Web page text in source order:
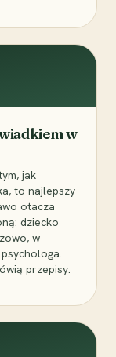
w
jak
to najlepszy
otacza
dziecko
w
przepisy.